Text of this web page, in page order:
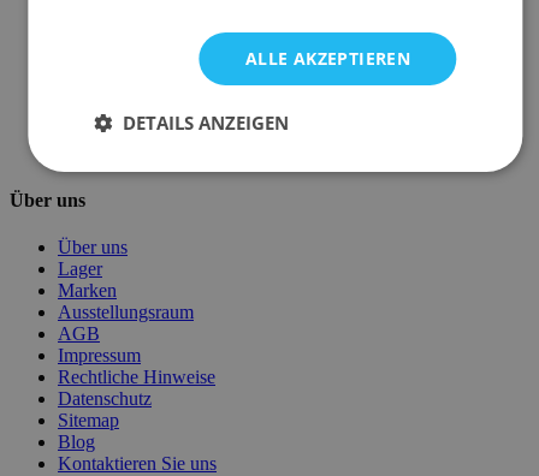
Stornieren oder retournieren
Pflegehinweise
Paswort Vergessen?
Über uns
Über uns
Lager
Marken
Ausstellungsraum
AGB
Impressum
Rechtliche Hinweise
Datenschutz
Sitemap
Blog
Kontaktieren Sie uns
ALLE AKZEPTIEREN
DETAILS ANZEIGEN